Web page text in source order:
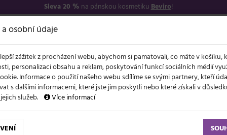
Sleva 20 % na pánskou kosmetikuBeviro!
NOVĚ LÉTO A VLASY AKCE
Pláštěnky pro děti
osobní údaje
zážitek z procházení webu, abychom si pamatovali, co máte v košíku,
personalizaci obsahu a reklam, poskytování funkcí sociálních médií
Informace o použití našeho webu sdílíme se svými partnery, kteří
s dalšími informacemi, které jste jim poskytli nebo které získali v
služeb.
Více informací